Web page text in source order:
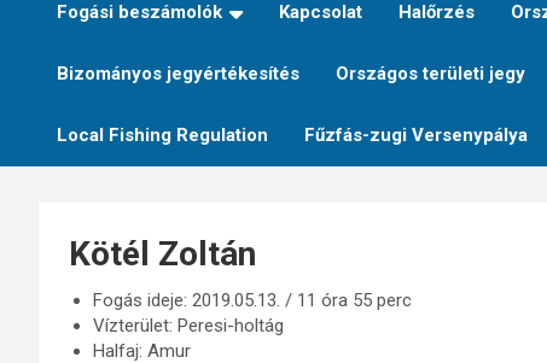
Fogási beszámolók Kapcsolat Halőrzés
Bizományos jegyértékesítés Országos területi jegy
Local Fishing Regulation Fűzfás-zugi Versenypálya
Kötél Zoltán
Fogás ideje: 2019.05.13. / 11 óra 55 perc
Vízterület: Peresi-holtág
Halfaj: Amur